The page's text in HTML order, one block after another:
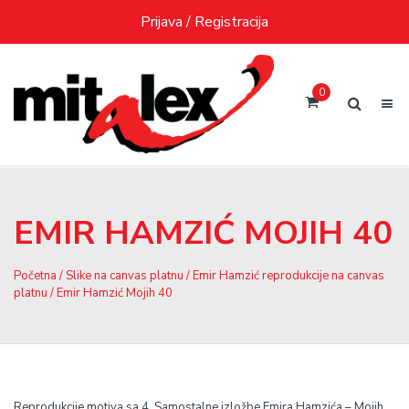
content
Prijava / Registracija
0
EMIR HAMZIĆ MOJIH 40
Početna /Slike na canvas platnu /Emir Hamzić reprodukcije na canvas
platnu / Emir Hamzić Mojih 40